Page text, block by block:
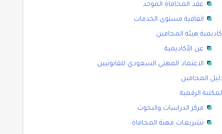
عقد المحاماة الموحد
اتفاقية مستوى الخدمات
هيئة المحامين
عن الأكاديمية
الاعتماد المهني السعودي للقانونيين
المحامين
الرقمية
مركز الدراسات والبحوث
تشريعات مهنة المحاماة